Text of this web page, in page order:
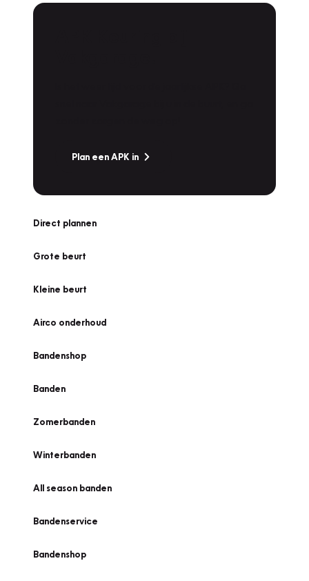
Plan een APK in
Direct plannen
Grote beurt
Kleine beurt
Airco onderhoud
Bandenshop
Banden
Zomerbanden
Winterbanden
All season banden
Bandenservice
Bandenshop